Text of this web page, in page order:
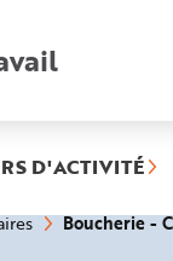
Recherche
D'ACTIVITÉ
Boucherie -